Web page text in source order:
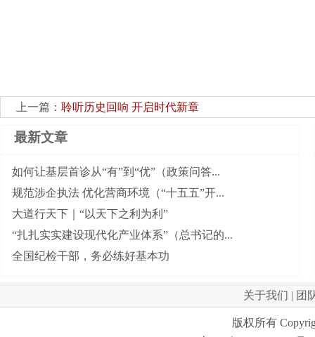
上一篇： 聆听历史回响 开启时代新章
最新文章
如何让基层首诊从“有”到“优”（政策问答...
规范涉企执法 优化营商环境（“十五五”开...
大道行天下｜“以天下之利为利”
“扎扎实实建设现代化产业体系”（总书记的...
全国纪检干部，务必练好基本功
关于我们 | 团
版权所有